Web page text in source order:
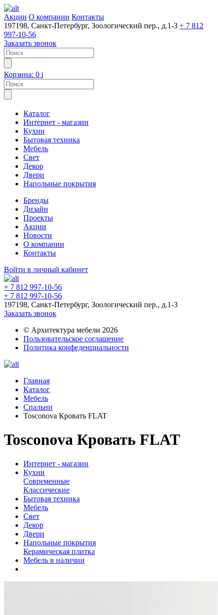
Акции О компании Контакты
197198, Санкт-Петербург, Зоологический пер., д.1-3 + 7 812
997-10-56
Заказать звонок
Корзина: 0 i
Каталог
Интернет - магазин
Кухни
Бытовая техника
Мебель
Свет
Декор
Двери
Напольные покрытия
Бренды
Дизайн
Проекты
Акции
Новости
О компании
Контакты
Войти в личный кабинет
+ 7 812 997-10-56
+ 7 812 997-10-56
197198, Санкт-Петербург, Зоологический пер., д.1-3
Заказать звонок
© Архитектура мебели 2026
Пользовательское соглашение
Политика конфеденциальности
Главная
Каталог
Мебель
Спальни
Tosconova Кровать FLAT
Tosconova Кровать FLAT
Интернет - магазин
Кухни
Современные
Классические
Бытовая техника
Мебель
Свет
Декор
Двери
Напольные покрытия
Керамическая плитка
Мебель в наличии